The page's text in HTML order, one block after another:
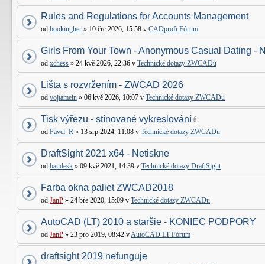
Rules and Regulations for Accounts Management
od bookingher » 10 črc 2026, 15:58 v CADprofi Fórum
Girls From Your Town - Anonymous Casual Dating -
od xchess » 24 kvě 2026, 22:36 v Technické dotazy ZWCADu
Lišta s rozvržením - ZWCAD 2026
od vojtamein » 06 kvě 2026, 10:07 v Technické dotazy ZWCADu
Tisk výřezu - stínované vykreslování
od Pavel_R » 13 srp 2024, 11:08 v Technické dotazy ZWCADu
DraftSight 2021 x64 - Netiskne
od baudesk » 09 kvě 2021, 14:39 v Technické dotazy DraftSight
Farba okna paliet ZWCAD2018
od JanP » 24 bře 2020, 15:09 v Technické dotazy ZWCADu
AutoCAD (LT) 2010 a staršie - KONIEC PODPORY
od JanP » 23 pro 2019, 08:42 vAutoCAD LT Fórum
draftsight 2019 nefunguje